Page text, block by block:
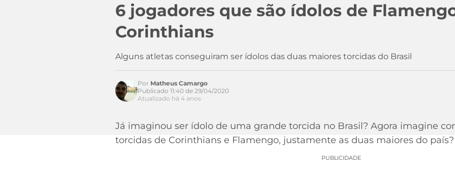
6 jogadores que são ídolos de
Corinthians
Alguns atletas conseguiram ser ídolos das duas maiores torcidas do Brasil
Acesse o perfil do autor
Por Matheus Camargo
Publicado 11:40 de 29/04/2020
Atualizado há 4 anos
Já imaginou ser ídolo de uma grande torcida no Brasil? Agora imagine
torcidas de Corinthians e Flamengo, justamente as duas maiores do país?
PUBLICIDADE